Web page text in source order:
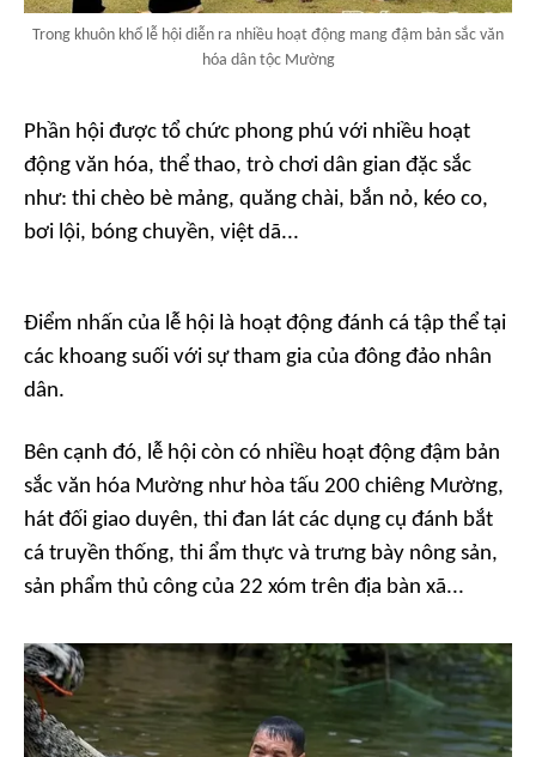
Trong khuôn khổ lễ hội diễn ra nhiều hoạt động mang đậm bản sắc văn
hóa dân tộc Mường
Phần hội được tổ chức phong phú với nhiều hoạt
động văn hóa, thể thao, trò chơi dân gian đặc sắc
như: thi chèo bè mảng, quăng chài, bắn nỏ, kéo co,
bơi lội, bóng chuyền, việt dã...
Điểm nhấn của lễ hội là hoạt động đánh cá tập thể tại
các khoang suối với sự tham gia của đông đảo nhân
dân.
Bên cạnh đó, lễ hội còn có nhiều hoạt động đậm bản
sắc văn hóa Mường như hòa tấu 200 chiêng Mường,
hát đối giao duyên, thi đan lát các dụng cụ đánh bắt
cá truyền thống, thi ẩm thực và trưng bày nông sản,
sản phẩm thủ công của 22 xóm trên địa bàn xã...